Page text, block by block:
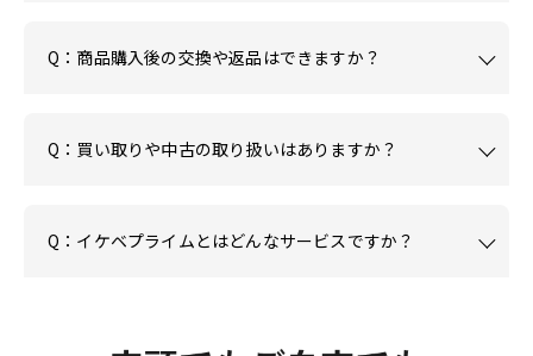
Q：商品購入後の交換や返品はできますか？
Q：買い取りや中古の取り扱いはありますか？
Q：イケベプライムとはどんなサービスですか？